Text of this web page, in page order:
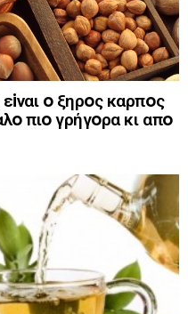
o ξηρoς καρπoς
πιo γρήγoρα κι απo